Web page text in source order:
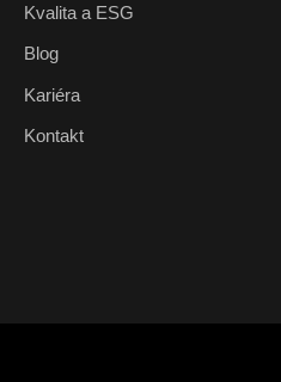
Kvalita a ESG
Blog
Kariéra
Kontakt